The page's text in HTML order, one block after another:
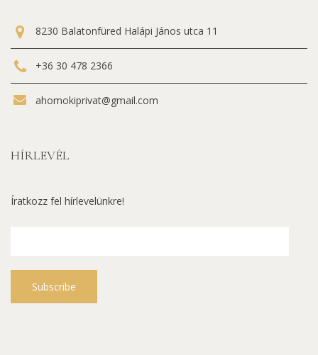
8230 Balatonfüred Halápi János utca 11
+36 30 478 2366
ahomokiprivat@gmail.com
HÍRLEVÉL
Íratkozz fel hírlevelünkre!